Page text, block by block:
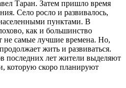
Таран. Затем пришло время
Село росло и развивалось,
пунктами. В
как и большинство
не самые лучшие времена. Но,
жить и развиваться.
последних лет жители выделяют
которую скоро планируют